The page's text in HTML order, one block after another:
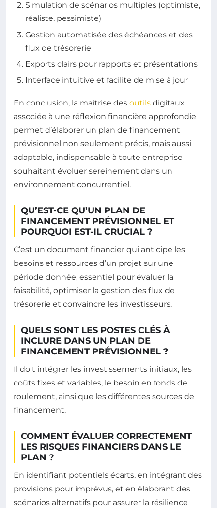
Simulation de scénarios multiples (optimiste,
réaliste, pessimiste)
Gestion automatisée des échéances et des
flux de trésorerie
Exports clairs pour rapports et présentations
Interface intuitive et facilite de mise à jour
En conclusion, la maîtrise des outils digitaux
associée à une réflexion financière approfondie
permet d’élaborer un plan de financement
prévisionnel non seulement précis, mais aussi
adaptable, indispensable à toute entreprise
souhaitant évoluer sereinement dans un
environnement concurrentiel.
QU’EST-CE QU’UN PLAN DE
FINANCEMENT PRÉVISIONNEL ET
POURQUOI EST-IL CRUCIAL ?
C’est un document financier qui anticipe les
besoins et ressources d’un projet sur une
période donnée, essentiel pour évaluer la
faisabilité, optimiser la gestion des flux de
trésorerie et convaincre les investisseurs.
QUELS SONT LES POSTES CLÉS À
INCLURE DANS UN PLAN DE
FINANCEMENT PRÉVISIONNEL ?
Il doit intégrer les investissements initiaux, les
coûts fixes et variables, le besoin en fonds de
roulement, ainsi que les différentes sources de
financement.
COMMENT ÉVALUER CORRECTEMENT
LES RISQUES FINANCIERS DANS LE
PLAN ?
En identifiant potentiels écarts, en intégrant des
provisions pour imprévus, et en élaborant des
scénarios alternatifs pour assurer la résilience